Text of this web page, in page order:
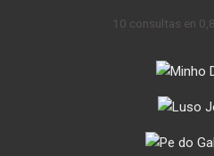
10 consultas en